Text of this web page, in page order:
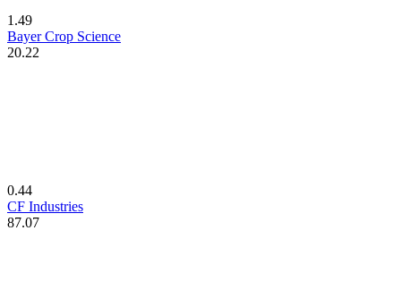
1.49
Bayer Crop Science
20.22
0.44
CF Industries
87.07